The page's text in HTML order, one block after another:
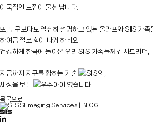
이국적인 느낌이 물씬 납니다.
또, 누구보다도 열심히 설명하고 있는 올라프와 SIIS 가족
하여금 절로 힘이 나게 하네요!
건강하게 한국에 돌아온 우리 SIIS 가족들께 감사드리며,
지금까지 지구를 향하는 기술
SIIS의,
세상을 보는
우주아이 였습니다!
목록으로